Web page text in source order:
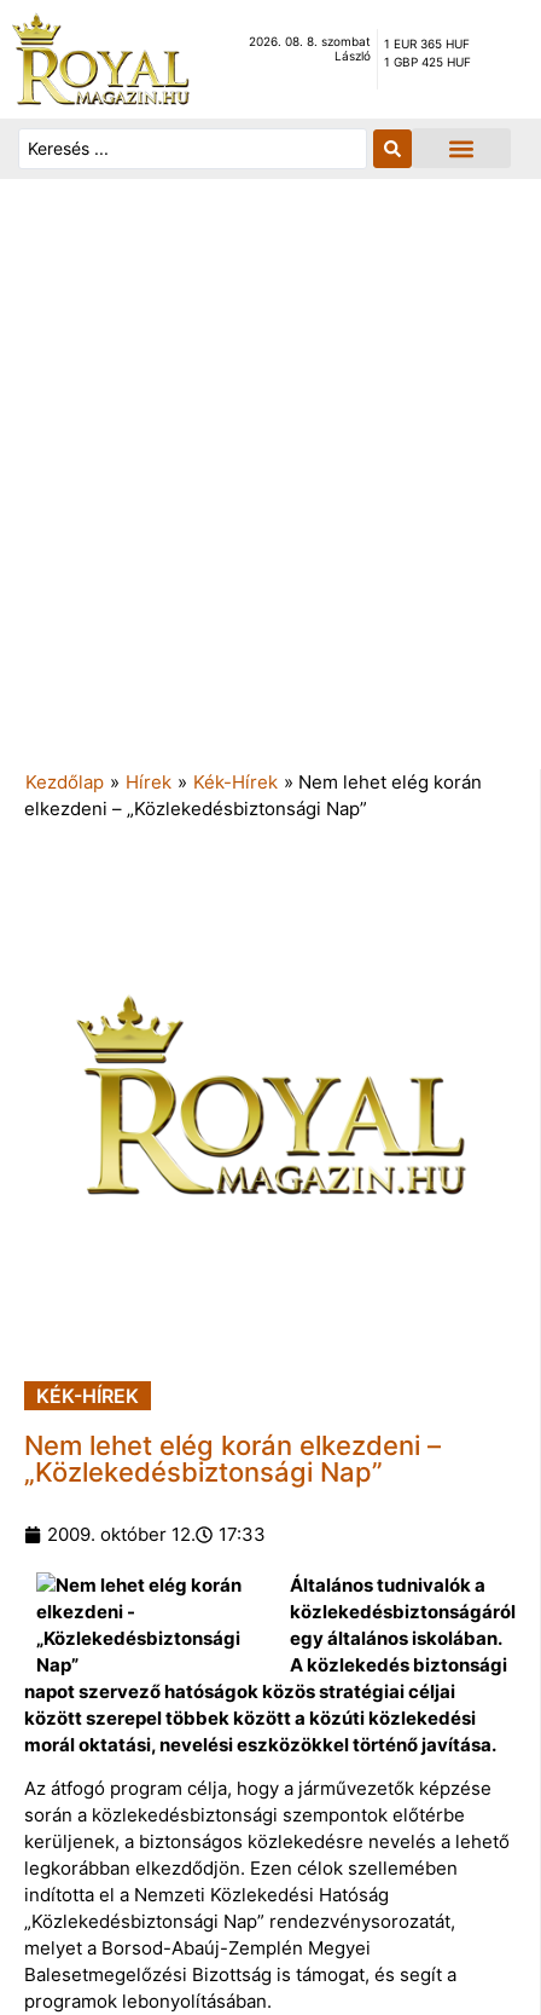
2026. 08. 8. szombat
László
1 EUR 365 HUF
1 GBP 425 HUF
Kezdőlap » Hírek » Kék-Hírek » Nem lehet elég korán
elkezdeni – „Közlekedésbiztonsági Nap”
KÉK-HÍREK
Nem lehet elég korán elkezdeni –
„Közlekedésbiztonsági Nap”
2009. október 12. 17:33
Általános tudnivalók a
közlekedésbiztonságáról
egy általános iskolában.
A közlekedés biztonsági
napot szervező hatóságok közös stratégiai céljai
között szerepel többek között a közúti közlekedési
morál oktatási, nevelési eszközökkel történő javítása.
Az átfogó program célja, hogy a járművezetők képzése
során a közlekedésbiztonsági szempontok előtérbe
kerüljenek, a biztonságos közlekedésre nevelés a lehető
legkorábban elkezdődjön. Ezen célok szellemében
indította el a Nemzeti Közlekedési Hatóság
„Közlekedésbiztonsági Nap” rendezvénysorozatát,
melyet a Borsod-Abaúj-Zemplén Megyei
Balesetmegelőzési Bizottság is támogat, és segít a
programok lebonyolításában.